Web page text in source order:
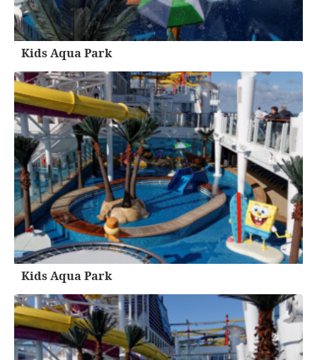
Kids Aqua Park
Kids Aqua Park